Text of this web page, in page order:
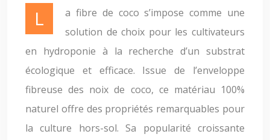
La fibre de coco s’impose comme une
solution de choix pour les cultivateurs
en hydroponie à la recherche d’un substrat
écologique et efficace. Issue de l’enveloppe
fibreuse des noix de coco, ce matériau 100%
naturel offre des propriétés remarquables pour
la culture hors-sol. Sa popularité croissante